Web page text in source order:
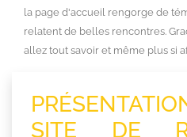
la page d'accueil rengorge de
relatent de belles rencontres.
allez tout savoir et même plus si
SITE DE